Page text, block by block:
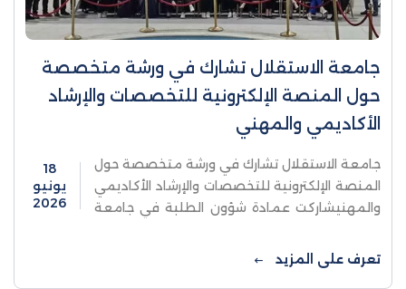
جامعة الاستقلال تشارك في ورشة متخصصة
حول المنصة الإلكترونية للتخصصات والإرشاد
الأكاديمي والمهني
جامعة الاستقلال تشارك في ورشة متخصصة حول
المنصة الإلكترونية للتخصصات والإرشاد الأكاديمي
والمهنيشاركت عمادة شؤون الطلبة في جامعة
الأستاذة مريم أبو فرح، في ورشة ...
18
يونيو
2026
تعرف على المزيد